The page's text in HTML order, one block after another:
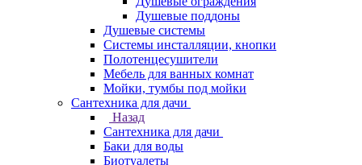
Душевые поддоны
Душевые системы
Системы инсталляции, кнопки
Полотенцесушители
Мебель для ванных комнат
Мойки, тумбы под мойки
Сантехника для дачи
Назад
Сантехника для дачи
Баки для воды
Биотуалеты